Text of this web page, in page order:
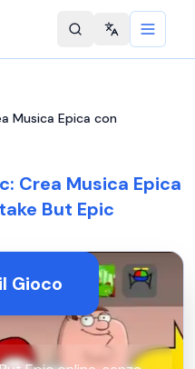
Change
Musica Epica con
Crea Musica Epica
But Epic
Gioco